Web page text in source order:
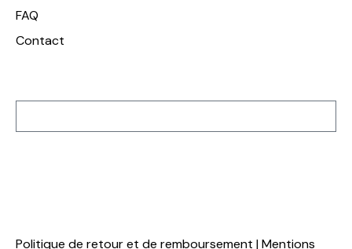
FAQ
Contact
Politique de retour et de remboursement |Mentions